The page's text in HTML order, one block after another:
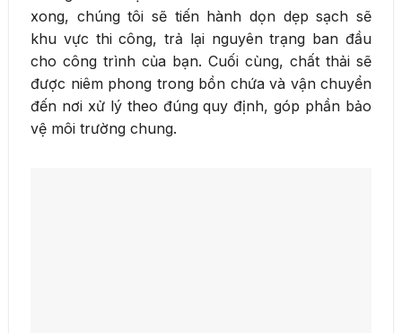
xong, chúng tôi sẽ tiến hành dọn dẹp sạch sẽ
khu vực thi công, trả lại nguyên trạng ban đầu
cho công trình của bạn. Cuối cùng, chất thải sẽ
được niêm phong trong bồn chứa và vận chuyển
đến nơi xử lý theo đúng quy định, góp phần bảo
vệ môi trường chung.